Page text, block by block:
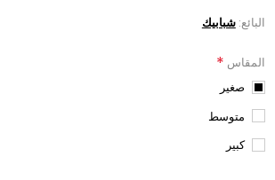
البائع: شبابيك
المقاس *
صغير
متوسط
كبير